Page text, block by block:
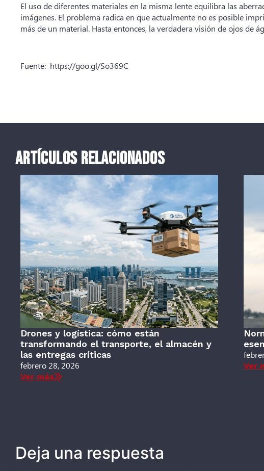
El uso de diferentes materiales en la misma lente equilibra las
imágenes. El problema radica en que actualmente no es posible
más de un material. Hasta entonces, la verdadera visión de ojos de
Fuente: https://goo.gl/So369C
ARTÍCULOS RELACIONADOS
Drones y logística: cómo están
transformando el transporte, el almacén y
las entregas críticas
febrero 28, 2026
Ver más
Ver
Deja una respuesta